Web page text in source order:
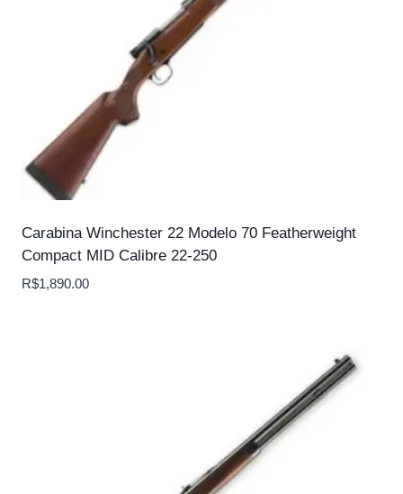
Carabina Winchester 22 Modelo 70 Featherweight
Compact MID Calibre 22-250
R$1,890.00